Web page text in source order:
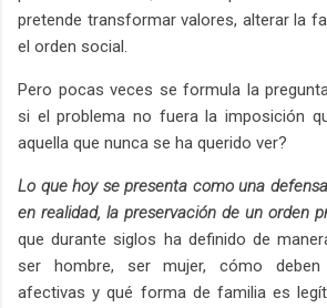
pretende transformar valores, alterar la
el orden social.
Pero pocas veces se formula la
si el problema no fuera la imposición
aquella que nunca se ha querido ver?
Lo que hoy se presenta como una
en realidad, la preservación de un orden
que durante siglos ha definido de
ser hombre, ser mujer, cómo
afectivas y qué forma de familia es